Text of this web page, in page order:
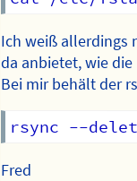
Ich weiß allerdings
da anbietet, wie
Bei mir behält der
Fred